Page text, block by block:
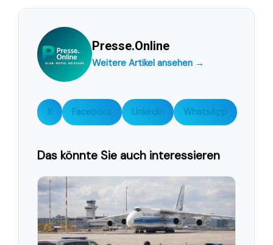
Presse.Online
Weitere Artikel ansehen →
X Facebook LinkedIn WhatsApp
Das könnte Sie auch interessieren